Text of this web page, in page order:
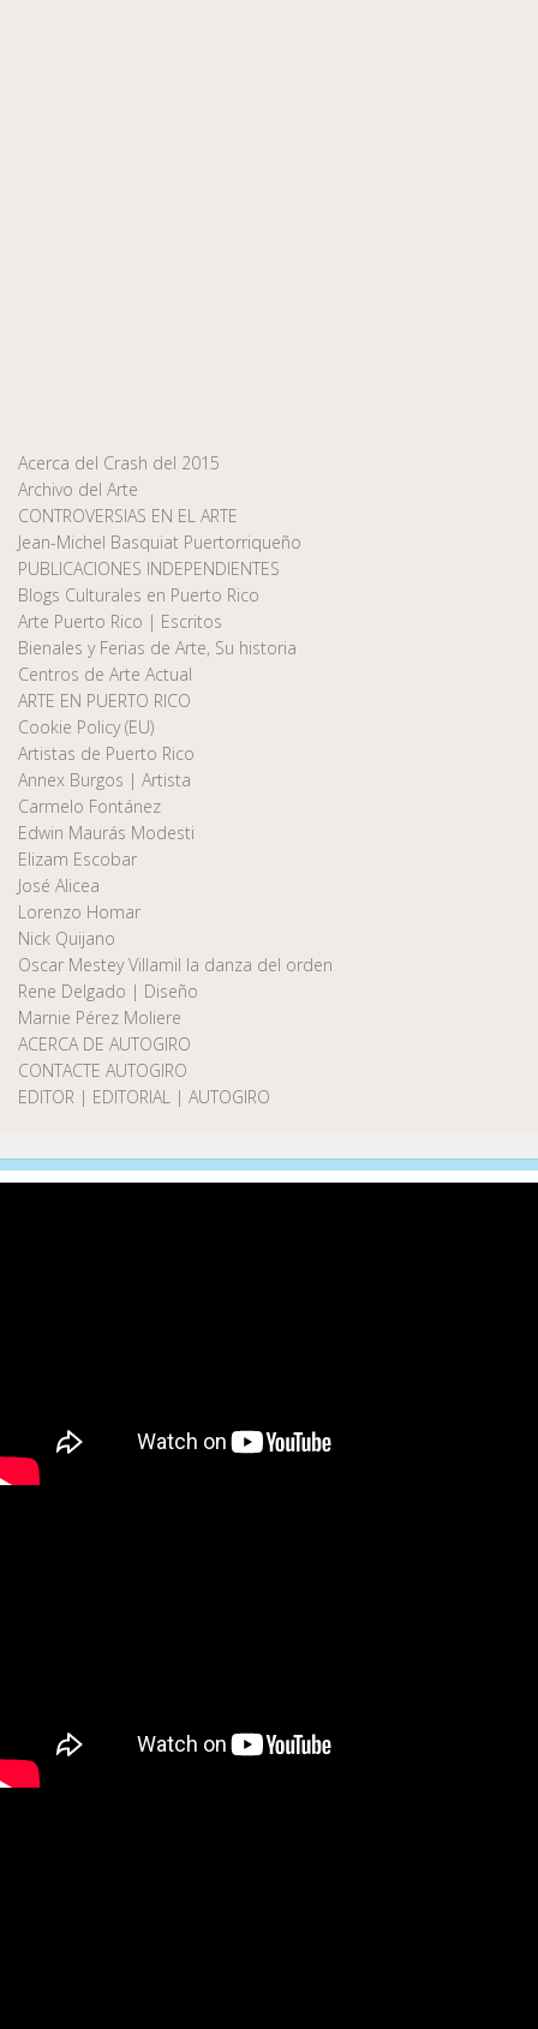
Acerca del Crash del 2015
Archivo del Arte
CONTROVERSIAS EN EL ARTE
Jean-Michel Basquiat Puertorriqueño
PUBLICACIONES INDEPENDIENTES
Blogs Culturales en Puerto Rico
Arte Puerto Rico | Escritos
Bienales y Ferias de Arte, Su historia
Centros de Arte Actual
ARTE EN PUERTO RICO
Cookie Policy (EU)
Artistas de Puerto Rico
Annex Burgos | Artista
Carmelo Fontánez
Edwin Maurás Modesti
Elizam Escobar
José Alicea
Lorenzo Homar
Nick Quijano
Oscar Mestey Villamil la danza del orden
Rene Delgado | Diseño
Marnie Pérez Moliere
ACERCA DE AUTOGIRO
CONTACTE AUTOGIRO
EDITOR | EDITORIAL | AUTOGIRO